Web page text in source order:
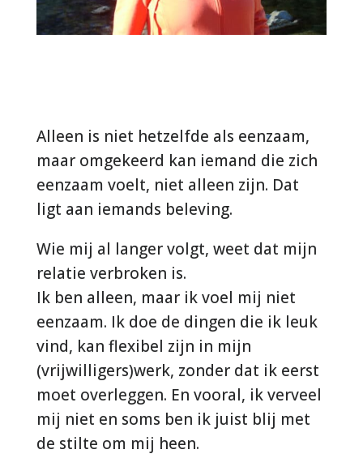
Alleen is niet hetzelfde als eenzaam,
maar omgekeerd kan iemand die zich
eenzaam voelt, niet alleen zijn. Dat
ligt aan iemands beleving.
Wie mij al langer volgt, weet dat mijn
relatie verbroken is.
Ik ben alleen, maar ik voel mij niet
eenzaam. Ik doe de dingen die ik leuk
vind, kan flexibel zijn in mijn
(vrijwilligers)werk, zonder dat ik eerst
moet overleggen. En vooral, ik verveel
mij niet en soms ben ik juist blij met
de stilte om mij heen.